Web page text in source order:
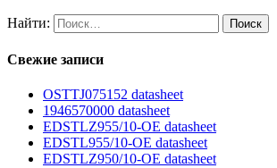
Найти:
Свежие записи
OSTTJ075152 datasheet
1946570000 datasheet
EDSTLZ955/10-OE datasheet
EDSTL955/10-OE datasheet
EDSTLZ950/10-OE datasheet